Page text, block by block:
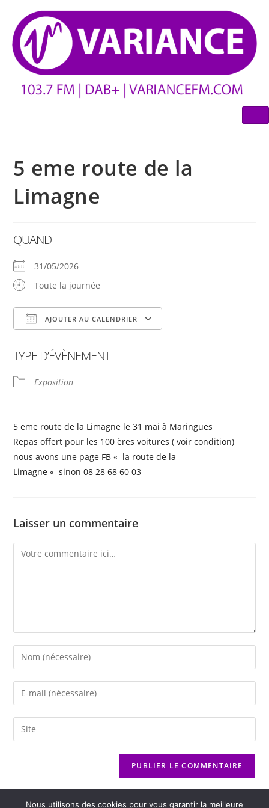
5 eme route de la
Limagne
QUAND
31/05/2026
Toute la journée
AJOUTER AU CALENDRIER
TYPE D’ÉVÈNEMENT
Exposition
5 eme route de la Limagne le 31 mai à Maringues
Repas offert pour les 100 ères voitures ( voir condition)
nous avons une page FB « la route de la
Limagne « sinon 08 28 68 60 03
Laisser un commentaire
Nous utilisons des cookies pour vous garantir la meilleure